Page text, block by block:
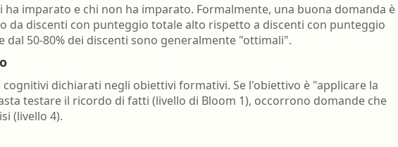
imparato e chi non ha imparato. Formalmente, una buona domanda è
da discenti con punteggio totale alto rispetto a discenti con punteggio
50-80% dei discenti sono generalmente "ottimali".
dichiarati negli obiettivi formativi. Se l'obiettivo è "applicare la
testare il ricordo di fatti (livello di Bloom 1), occorrono domande che
(livello 4).